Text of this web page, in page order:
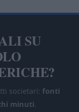
SU
societari: fonti
minuti.